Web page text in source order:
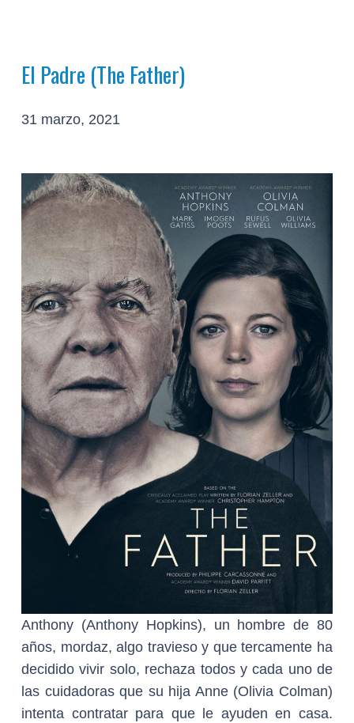
El Padre (The Father)
31 marzo, 2021
Anthony (Anthony Hopkins), un hombre de 80
años, mordaz, algo travieso y que tercamente ha
decidido vivir solo, rechaza todos y cada uno de
las cuidadoras que su hija Anne (Olivia Colman)
intenta contratar para que le ayuden en casa.